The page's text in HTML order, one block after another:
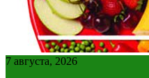
7 августа, 2026